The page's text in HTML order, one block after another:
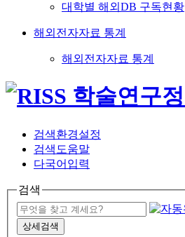
대학별 해외DB 구독현황
해외전자자료 통계
해외전자자료 통계
검색환경설정
검색도움말
다국어입력
검색
상세검색